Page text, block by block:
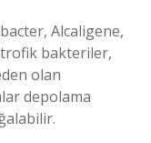
Alcaligene,
bakteriler,
olan
depolama